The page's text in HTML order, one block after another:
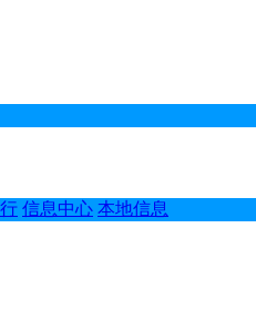
信息中心 本地信息